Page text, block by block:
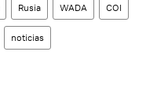
Rusia WADA COI
noticias